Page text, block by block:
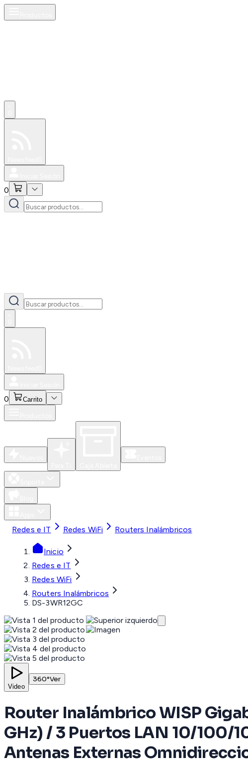
0
0 Carrito
Redes e IT Redes WiFi Routers Inalámbricos
Inicio
Redes e IT
Redes WiFi
Routers Inalámbricos
DS-3WR12GC
Video
360°Ver
Router Inalámbrico WISP
GHz) / 3 Puertos LAN 10/100/
Antenas Externas